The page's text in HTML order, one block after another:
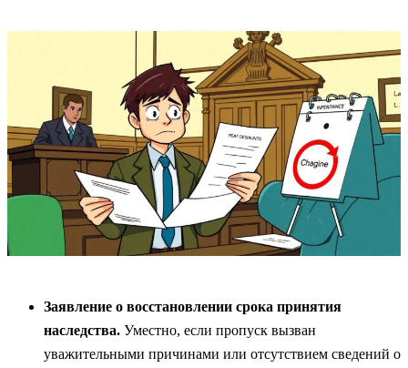
Заявление о восстановлении срока принятия
наследства. Уместно, если пропуск вызван
уважительными причинами или отсутствием сведений о